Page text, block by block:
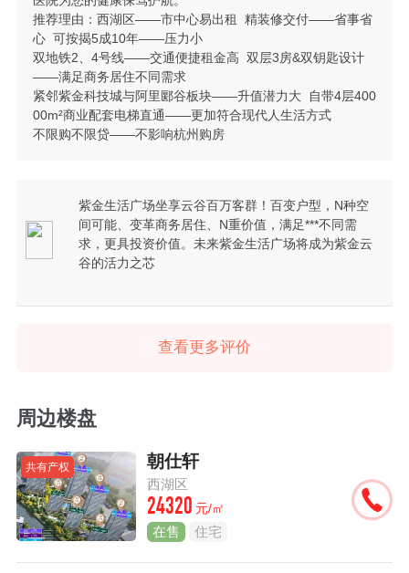
推荐理由：西湖区——市中心易出租 精装修交付——省事省
心 可按揭5成10年——压力小
双地铁2、4号线——交通便捷租金高 双层3房&双钥匙设计
——满足商务居住不同需求
紧邻紫金科技城与阿里郾谷板块——升值潜力大 自带4层400
00m²商业配套电梯直通——更加符合现代人生活方式
不限购不限贷——不影响杭州购房
紫金生活广场坐享云谷百万客群！百变户型，N种空
间可能、变革商务居住、N重价值，满足***不同需
求，更具投资价值。未来紫金生活广场将成为紫金云
谷的活力之芯
查看更多评价
周边楼盘
共有产权 朝仕轩
西湖区
24320 元/㎡
在售 住宅